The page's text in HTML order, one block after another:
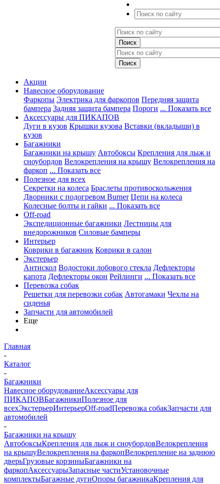
Акции
Навесное оборудование
Фаркопы Электрика для фаркопов Передняя защита
бампера Задняя защита бампера Пороги ... Показать все
Аксессуары для ПИКАПОВ
Дуги в кузов Крышки кузова Вставки (вкладыши) в
кузов
Багажники
Багажники на крышу Автобоксы Крепления для лыж и
сноубордов Велокрепления на крышу Велокрепления на
фаркоп ... Показать все
Полезное для всех
Секретки на колеса Браслеты противоскольжения
Дворники с подогревом Burner Цепи на колеса
Колесные болты и гайки ... Показать все
Off-road
Экспедиционные багажники Лестницы для
внедорожников Силовые бамперы
Интерьер
Коврики в багажник Коврики в салон
Экстерьер
Антискол Водостоки лобового стекла Дефлекторы
капота Дефлекторы окон Рейлинги ... Показать все
Перевозка собак
Решетки для перевозки собак Автогамаки Чехлы на
сиденья
Запчасти для автомобилей
Еще
Главная
-
Каталог
-
Багажники
Навесное оборудованиеАксессуары для
ПИКАПОВБагажникиПолезное для
всехЭкстерьерИнтерьерOff-roadПеревозка собакЗапчасти для
автомобилей
-
Багажники на крышу
АвтобоксыКрепления для лыж и сноубордовВелокрепления
на крышуВелокрепления на фаркопВелокрепление на заднюю
дверьГрузовые корзиныБагажники на
фаркопАксессуарыЗапасные частиУстановочные
комплектыБагажные дугиОпоры багажникаКрепления для